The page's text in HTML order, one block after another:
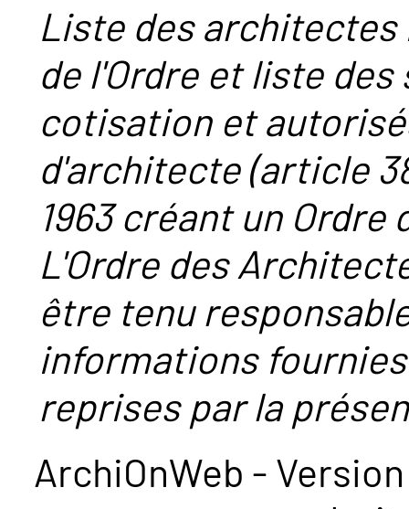
Liste des
de l'Ordre et liste
cotisation et
d'architecte (article
1963 créant un
L'Ordre des
être tenu
informations
reprises par la
ArchiOnWeb -